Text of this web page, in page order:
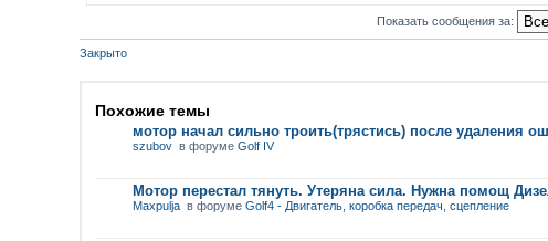
Показать сообщения за:
Закрыто
Похожие темы
мотор начал сильно троить(трястись) после удаления
szubov в форумеGolf IV
Мотор перестал тянуть. Утеряна сила. Нужна помощ
Maxpulja в форумеGolf4 - Двигатель, коробка передач, сцепление